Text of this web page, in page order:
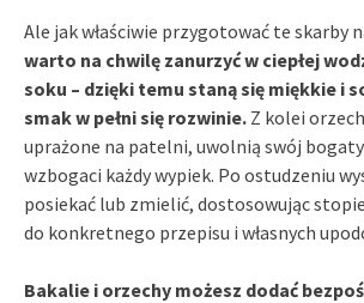
Ale jak właściwie przygotować te skarby
warto na chwilę zanurzyć w ciepłej
soku – dzięki temu staną się miękkie i
smak w pełni się rozwinie. Z kolei
uprażone na patelni, uwolnią swój
wzbogaci każdy wypiek. Po ostudzeniu
posiekać lub zmielić, dostosowując
do konkretnego przepisu i własnych
Bakalie i orzechy możesz dodać